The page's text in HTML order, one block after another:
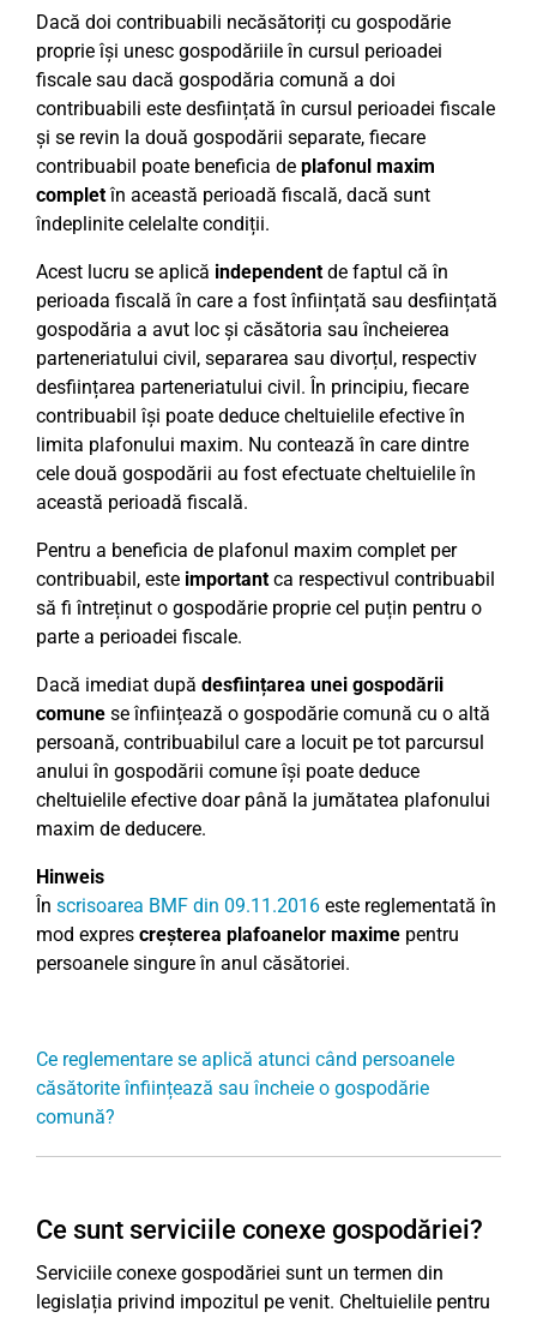
Dacă doi contribuabili necăsătoriți cu gospodărie
proprie își unesc gospodăriile în cursul perioadei
fiscale sau dacă gospodăria comună a doi
contribuabili este desființată în cursul perioadei fiscale
și se revin la două gospodării separate, fiecare
contribuabil poate beneficia de plafonul maxim
completîn această perioadă fiscală, dacă sunt
îndeplinite celelalte condiții.
Acest lucru se aplică independentde faptul că în
perioada fiscală în care a fost înființată sau desființată
gospodăria a avut loc și căsătoria sau încheierea
parteneriatului civil, separarea sau divorțul, respectiv
desființarea parteneriatului civil. În principiu, fiecare
contribuabil își poate deduce cheltuielile efective în
limita plafonului maxim. Nu contează în care dintre
cele două gospodării au fost efectuate cheltuielile în
această perioadă fiscală.
Pentru a beneficia de plafonul maxim complet per
contribuabil, este importantca respectivul contribuabil
să fi întreținut o gospodărie proprie cel puțin pentru o
parte a perioadei fiscale.
Dacă imediat după desființarea unei gospodării
comune se înființează o gospodărie comună cu o altă
persoană, contribuabilul care a locuit pe tot parcursul
anului în gospodării comune își poate deduce
cheltuielile efective doar până la jumătatea plafonului
maxim de deducere.
Hinweis
În scrisoarea BMF din 09.11.2016 este reglementată în
mod expres creșterea plafoanelor maxime pentru
persoanele singure în anul căsătoriei.
Ce reglementare se aplică atunci când persoanele
căsătorite înființează sau încheie o gospodărie
comună?
Ce sunt serviciile conexe gospodăriei?
Serviciile conexe gospodăriei sunt un termen din
legislația privind impozitul pe venit. Cheltuielile pentru